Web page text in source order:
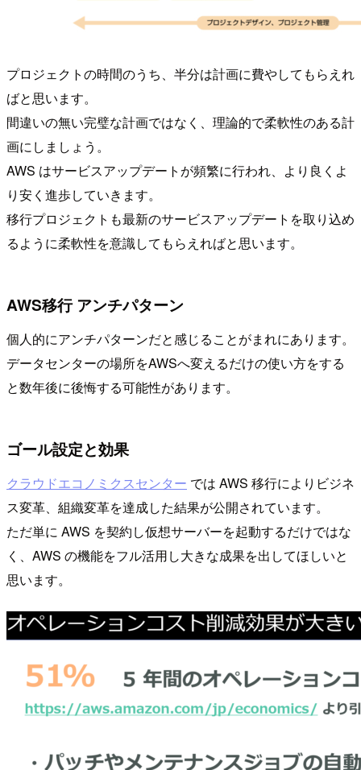
プロジェクトの時間のうち、半分は計画に費やしてもらえれ
ばと思います。
間違いの無い完璧な計画ではなく、理論的で柔軟性のある計
画にしましょう。
AWS はサービスアップデートが頻繁に行われ、より良くよ
り安く進歩していきます。
移行プロジェクトも最新のサービスアップデートを取り込め
るように柔軟性を意識してもらえればと思います。
AWS移行 アンチパターン
個人的にアンチパターンだと感じることがまれにあります。
データセンターの場所をAWSへ変えるだけの使い方をする
と数年後に後悔する可能性があります。
ゴール設定と効果
クラウドエコノミクスセンター では AWS 移行によりビジネ
ス変革、組織変革を達成した結果が公開されています。
ただ単に AWS を契約し仮想サーバーを起動するだけではな
く、AWS の機能をフル活用し大きな成果を出してほしいと
思います。